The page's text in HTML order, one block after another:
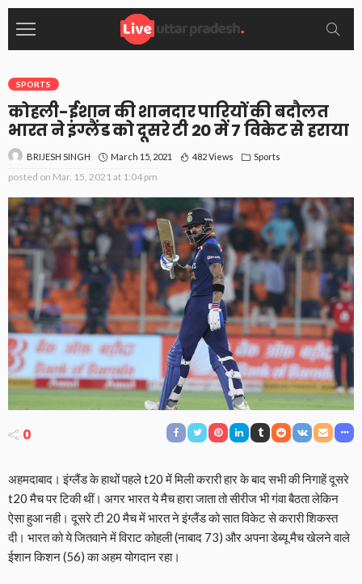
SPORTS
कोहली-ईशान की शानदार पारियों की बदौलत
भारत ने इंग्लैंड को दूसरे टी 20 में 7 विकेट से हराया
BRIJESH SINGH March 15, 2021 482 Views Sports
posted on Mar. 15, 2021 at 1:04 pm
0
अहमदाबाद। इंग्लैंड के हाथों पहले t20 में मिली करारी हार के बाद सभी की निगाहें दूसरे
t20 मैच पर टिकी थीं। अगर भारत ये मैच हारा जाता तो सीरीज भी गंवा बैठता लेकिन
ऐसा हुआ नही। दूसरे टी 20 मैच में भारत ने इंग्लैंड को सात विकेट से करारी शिकस्त
दी। भारत को ये जितवाने में विराट कोहली (नाबाद 73) और अपना डेब्यू मैच खेलने वाले
ईशान किशन (56) का अहम योगदान रहा।